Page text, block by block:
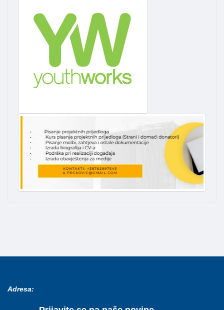
Adresa: